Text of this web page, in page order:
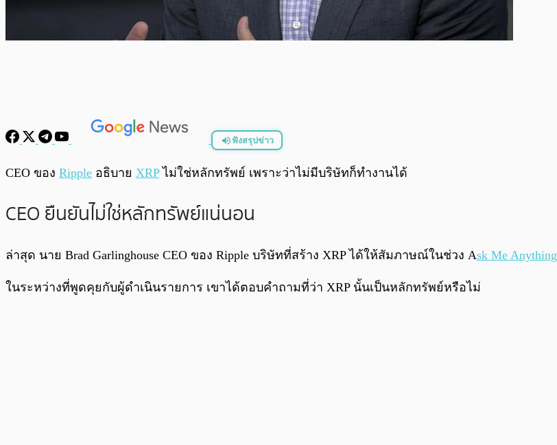
ฟังสรุปข่าว
พร้อมเล่น
CEO ของ Ripple อธิบาย XRPไม่ใช่หลักทรัพย์ เพราะว่าไม่มีบริษัทก็ทำงานได้
CEO ยืนยันไม่ใช่หลักทรัพย์แน่นอน
ล่าสุด นาย Brad Garlinghouse CEO ของ Ripple บริษัทที่สร้าง XRP ได้ให้สัมภาษณ์ในช่วง Ask Me Anything
ในระหว่างที่พูดคุยกับผู้ดำเนินรายการ เขาได้ตอบคำถามที่ว่า XRP นั้นเป็นหลักทรัพย์หรือไม่